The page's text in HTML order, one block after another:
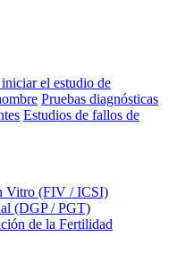
el estudio de
Pruebas diagnósticas
Estudios de fallos de
Vitro (FIV / ICSI)
(DGP / PGT)
de la Fertilidad